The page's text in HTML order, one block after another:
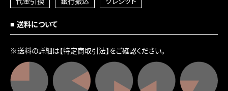
送料について
※送料の詳細は【特定商取引法】をご確認ください。